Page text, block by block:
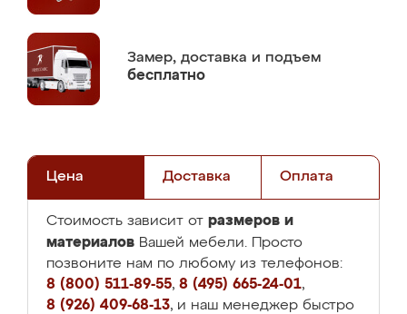
Замер, доставка и подъем
бесплатно
Цена Доставка Оплата
Стоимость зависит от размеров и
материалов Вашей мебели. Просто
позвоните нам по любому из телефонов:
8 (800) 511-89-55, 8 (495) 665-24-01,
8 (926) 409-68-13, и наш менеджер быстро